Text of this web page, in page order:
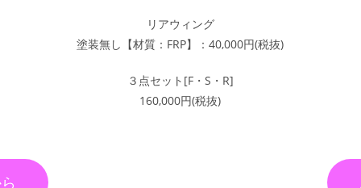
リアウィング
塗装無し【材質：FRP】：40,000円(税抜)
３点セット[F・S・R]
160,000円(税抜)